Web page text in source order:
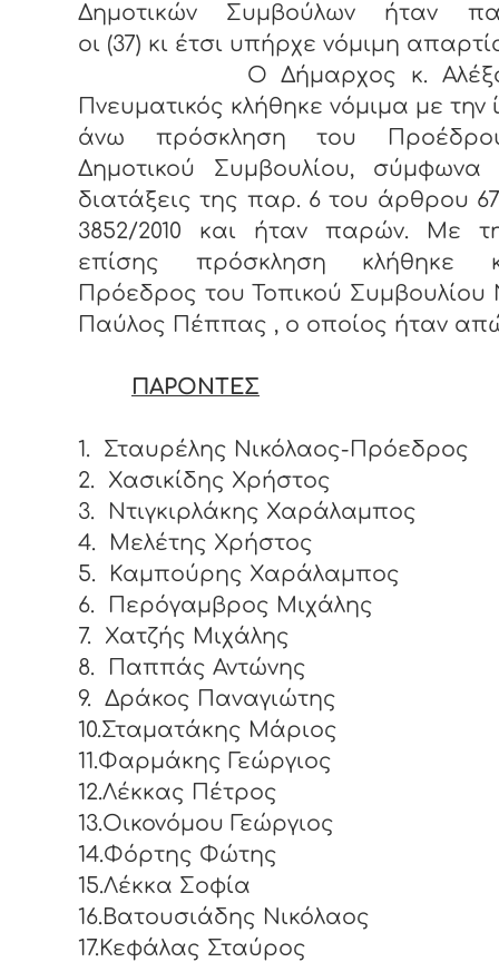
Δημοτικών Συμβούλων ήταν
οι (37) κι έτσι υπήρχε νόμιμη
Ο Δήμαρχος κ.
Πνευματικός κλήθηκε νόμιμα με την
άνω πρόσκληση του
Δημοτικού Συμβουλίου, σύμφωνα
διατάξεις της παρ. 6 του άρθρου
3852/2010 και ήταν παρών. Με
επίσης πρόσκληση κλήθηκε
Πρόεδρος του Τοπικού Συμβουλίου
Παύλος Πέππας , ο οποίος ήταν
ΠΑΡΟΝΤΕΣ
1.
Σταυρέλης Νικόλαος-Πρόεδρος
2.
Χασικίδης Χρήστος
3.
Ντιγκιρλάκης Χαράλαμπος
4.
Μελέτης Χρήστος
5.
Καμπούρης Χαράλαμπος
6.
Περόγαμβρος Μιχάλης
7.
Χατζής Μιχάλης
8.
Παππάς Αντώνης
9.
Δράκος Παναγιώτης
10.Σταματάκης Μάριος
11.Φαρμάκης Γεώργιος
12.Λέκκας Πέτρος
13.Οικονόμου Γεώργιος
14.Φόρτης Φώτης
15.Λέκκα Σοφία
16.Βατουσιάδης Νικόλαος
17.Κεφάλας Σταύρος